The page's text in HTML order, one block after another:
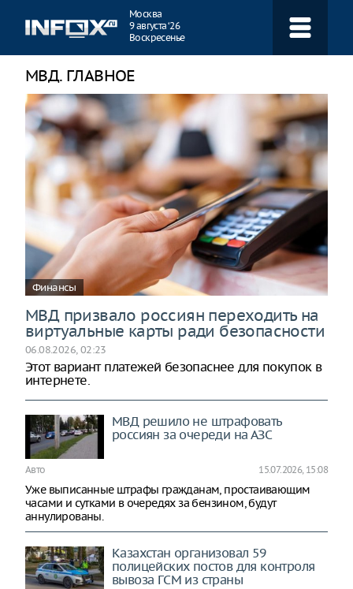
Москва
9 августа ‘26
Воскресенье
МВД. ГЛАВНОЕ
Финансы
МВД призвало россиян переходить на
виртуальные карты ради безопасности
06.08.2026, 02:23
Этот вариант платежей безопаснее для покупок в
интернете.
МВД решило не штрафовать
россиян за очереди на АЗС
Авто 15.07.2026, 15:08
Уже выписанные штрафы гражданам, простаивающим
часами и сутками в очередях за бензином, будут
аннулированы.
Казахстан организовал 59
полицейских постов для контроля
вывоза ГСМ из страны